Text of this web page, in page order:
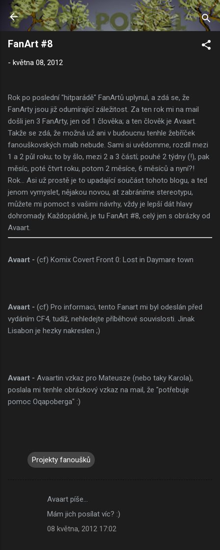
Přeskočit na hlavní obsah
FanArt #8
- května 08, 2012
Rok po poslední "hitparádě" FanArtů uplynul, a zdá se, že
FanArty jsou již odumírající záležitost. Za ten rok mi na mail
došli jen 3 FanArty, jen od 1 člověka; a ten člověk je Avaart.
Takže se zdá, že možná už ani v budoucnu tenhle žebříček
fanouškovských malb nebude. Sami si uvědomme, rozdíl mezi
1 a 2 půl roku; to by šlo, mezi 2 a 3 částí; pouhé 2 týdny (!), pak
měsíc, poté čtvrt roku, potom 2 měsíce, 6 měsíců a nyní?!
Rok... Asi už prostě je to upadající součást tohoto blogu, a ted
jenom vymyslet, nějakou novou, at zabráníme stereotypu,
můžete mi pomoct s vašimi návrhy, vždy je lepší dát hlavy
dohromady. Každopádně, je tu FanArt #8, celý jen s obrázky od
Avaart.
Avaart - (cf) Komix Covert Front 0: Lost in Daymare town
Avaart - (cf) Pro informaci, tento Fanart mi byl odeslán před
vydáním CF4, tudíž, nehledejte příběhové souvislosti. Jinak
Lisabon je hezky nakreslen ;)
Avaart - Avaartin vzkaz pro Mateusze (nebo taky Karola),
poslala mi tenhle obrázkový vzkaz na mail, že "potřebuje
pomoc Oqapoberga" :)
Projekty fanoušků
Avaart píše…
Mám jich posílat víc? :)
08 května, 2012 17:02